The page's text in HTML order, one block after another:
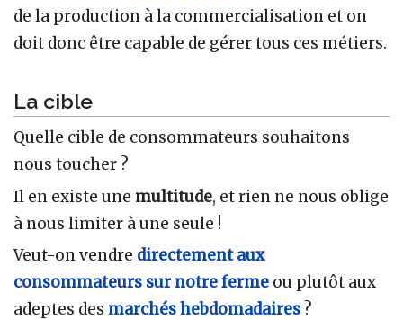
de la production à la commercialisation et on
doit donc être capable de gérer tous ces métiers.
La cible
Quelle cible de consommateurs souhaitons
nous toucher ?
Il en existe une multitude, et rien ne nous oblige
à nous limiter à une seule !
Veut-on vendre directement aux
consommateurs sur notre ferme ou plutôt aux
adeptes des marchés hebdomadaires ?